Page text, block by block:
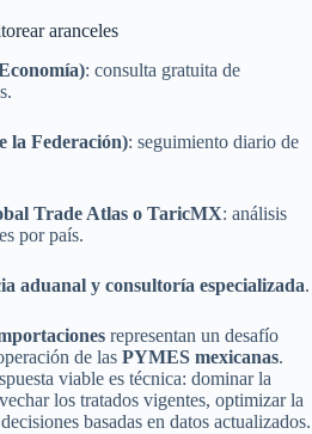
aranceles
: consulta gratuita de
la Federación): seguimiento diario de
Trade Atlas o TaricMX: análisis
por país.
aduanal y consultoría especializada.
representan un desafío
de las PYMES mexicanas.
viable es técnica: dominar la
los tratados vigentes, optimizar la
basadas en datos actualizados.